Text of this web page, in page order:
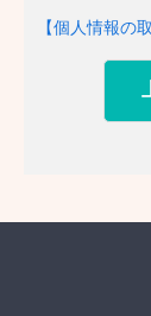
【個人情報の